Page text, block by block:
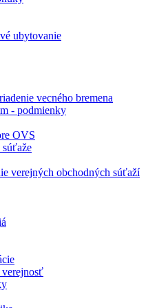
ubytovanie
vecného bremena
- podmienky
OVS
súťaže
verejných obchodných súťaží